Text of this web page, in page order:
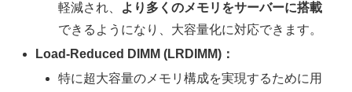
軽減され、 より多くのメモリをサーバーに搭載
できるようになり、大容量化に対応できます。
Load-Reduced DIMM (LRDIMM)：
特に超大容量のメモリ構成を実現するために用